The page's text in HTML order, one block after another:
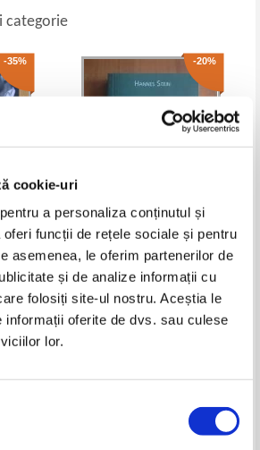
cookie-uri
a personaliza conținutul și
funcții de rețele sociale și pentru
asemenea, le oferim partenerilor de
și de analize informații cu
folosiți site-ul nostru. Aceștia le
informații oferite de dvs. sau culese
lor.
categorie
-35%
ma in
-20%
Hannes Stein - Enciclopedia
lucrurilor care ma sacaie zilnic
Lei
Adaugă în coș